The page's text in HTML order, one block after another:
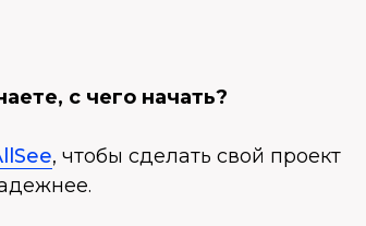
с чего начать?
, чтобы сделать свой проект